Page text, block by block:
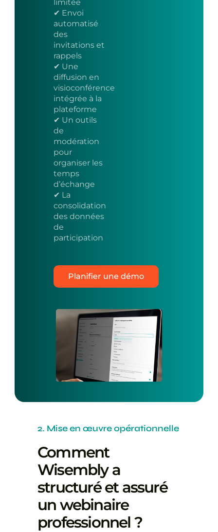
limitée
✔ Envoi
automatisé
des
invitations et
rappels
✔ Une
diffusion en
visioconférence
intégrée à la
plateforme
✔ Un outils
de
modération
pour
organiser les
temps
d’échange
✔ La
consolidation
des données
de
participation
Planifier une démo
2. Mise en œuvre opérationnelle
Comment
Wisembly a
structuré et assuré
un webinaire
professionnel ?